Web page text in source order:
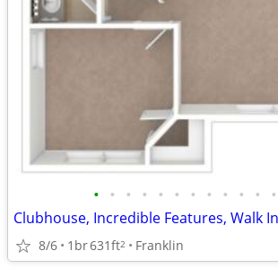
• • • • • • • • • • • •
Clubhouse, Incredible Features, Walk
8/6 1br631ft2 Franklin